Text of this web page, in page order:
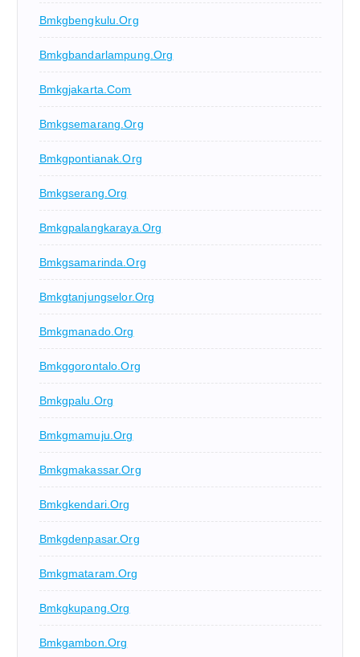
Bmkgbengkulu.org
Bmkgbandarlampung.org
Bmkgjakarta.com
Bmkgsemarang.org
Bmkgpontianak.org
Bmkgserang.org
Bmkgpalangkaraya.org
Bmkgsamarinda.org
Bmkgtanjungselor.org
Bmkgmanado.org
Bmkggorontalo.org
Bmkgpalu.org
Bmkgmamuju.org
Bmkgmakassar.org
Bmkgkendari.org
Bmkgdenpasar.org
Bmkgmataram.org
Bmkgkupang.org
Bmkgambon.org